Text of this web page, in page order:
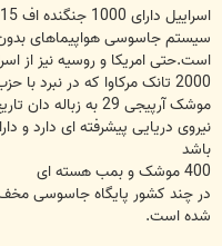
اسراییل دارای 1000 جنگنده اف 15-ف16-اف22-اف35 است
سیستم جاسوسی هواپیماهای
است.حتی امریکا و روسیه نیز از
2000 تانک مرکاوا که در
موشک آرپیجی 29 به زباله دان تاریخ پیوست.
نیروی دریایی پیشرفته ای دارد و
باشد
400 موشک و بمب هسته ای
در چند کشور پایگاه جاسوسی مخف
شده است.